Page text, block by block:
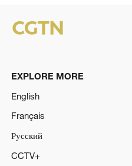
EXPLORE MORE
English
Français
Русский
CCTV+